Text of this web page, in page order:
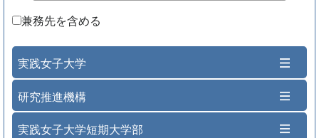
兼務先を含める
実践女子大学
研究推進機構
実践女子大学短期大学部